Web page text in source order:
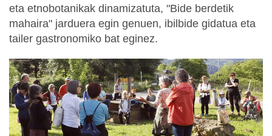
eta etnobotanikak dinamizatuta, "Bide berdetik
mahaira" jarduera egin genuen, ibilbide gidatua eta
tailer gastronomiko bat eginez.